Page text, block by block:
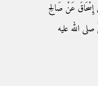
إِسْحَاقَ عَنْ صَالِحِ
الله عليه